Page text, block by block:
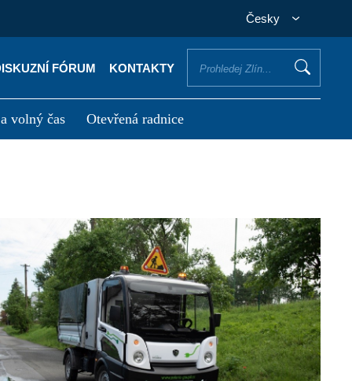
Česky
FÓRUM KONTAKTY
volný čas Otevřená radnice